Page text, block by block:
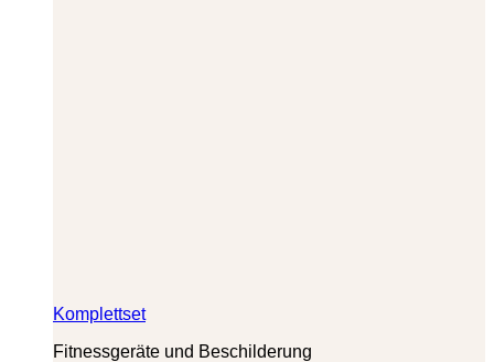
Komplettset
Fitnessgeräte und Beschilderung